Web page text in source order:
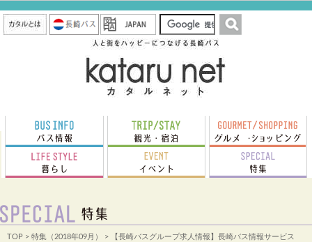
TOP > 特集（2018年09月）
> 【長崎バスグループ求人情報】長崎バス情報サービス